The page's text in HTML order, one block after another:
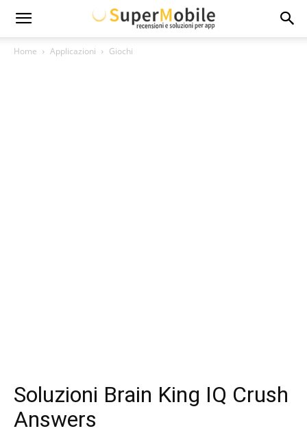
Super
Home Applicazioni Giochi
Soluzioni Brain King IQ Crush
Answers